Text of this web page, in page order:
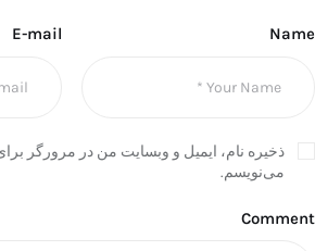
Name
E-mail
ذخیره نام، ایمیل و وبسایت من در مرورگر
می‌نویسم.
Comment